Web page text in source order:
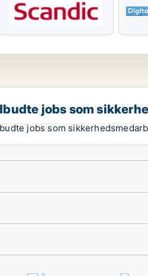
jobs som
jobs som